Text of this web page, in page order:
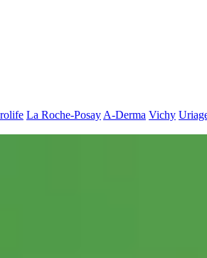
La Roche-Posay A-Derma Vichy